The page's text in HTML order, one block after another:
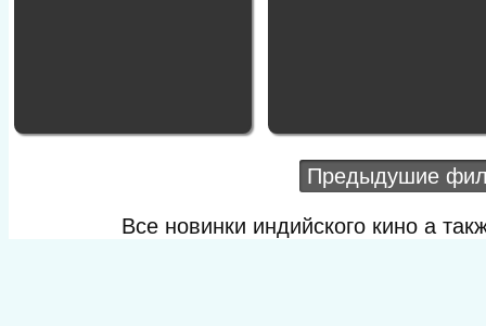
Предыдушие
Все новинки индийского кино а